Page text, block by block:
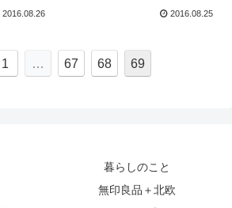
2016.08.26 2016.08.25
1 … 67 68 69
暮らしのこと
無印良品＋北欧